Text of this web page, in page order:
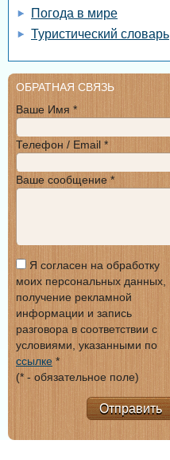
Погода в мире
Туристический словарь
ОБРАТНАЯ СВЯЗЬ
Ваше Имя *
Телефон / Email *
Ваше сообщение *
Я согласен на обработку
моих персональных данных,
получение рекламной
информации и запись
разговора в соответствии с
условиями, указанными по
ссылке *
(* - обязательное поле)
Отправить